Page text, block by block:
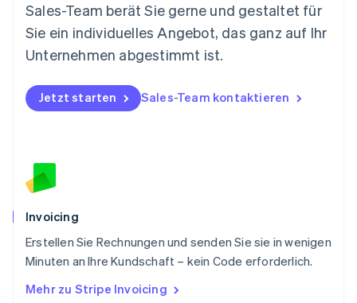
Sales-Team berät Sie gerne und gestaltet für
Sie ein individuelles Angebot, das ganz auf Ihr
Unternehmen abgestimmt ist.
Jetzt starten Sales-Team kontaktieren
Invoicing
Erstellen Sie Rechnungen und senden Sie sie in wenigen
Minuten an Ihre Kundschaft – kein Code erforderlich.
Mehr zu Stripe Invoicing
English
Österreich
Deutsch
Polen
Portugal
PortuguêsEnglish
Schweden
Schweiz
Singapur
English简体中文
Slowakei
Slowenien